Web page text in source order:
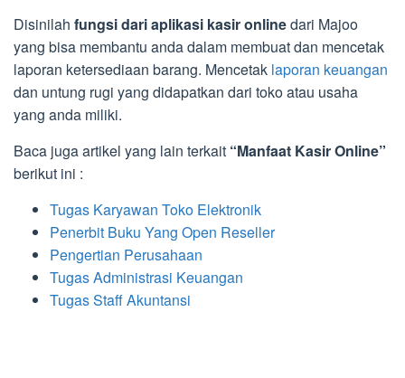
Disinilah fungsi dari aplikasi kasir onlinedari Majoo
yang bisa membantu anda dalam membuat dan mencetak
laporan ketersediaan barang. Mencetak laporan keuangan
dan untung rugi yang didapatkan dari toko atau usaha
yang anda miliki.
Baca juga artikel yang lain terkait “Manfaat Kasir Online”
berikut ini :
Tugas Karyawan Toko Elektronik
Penerbit Buku Yang Open Reseller
Pengertian Perusahaan
Tugas Administrasi Keuangan
Tugas Staff Akuntansi